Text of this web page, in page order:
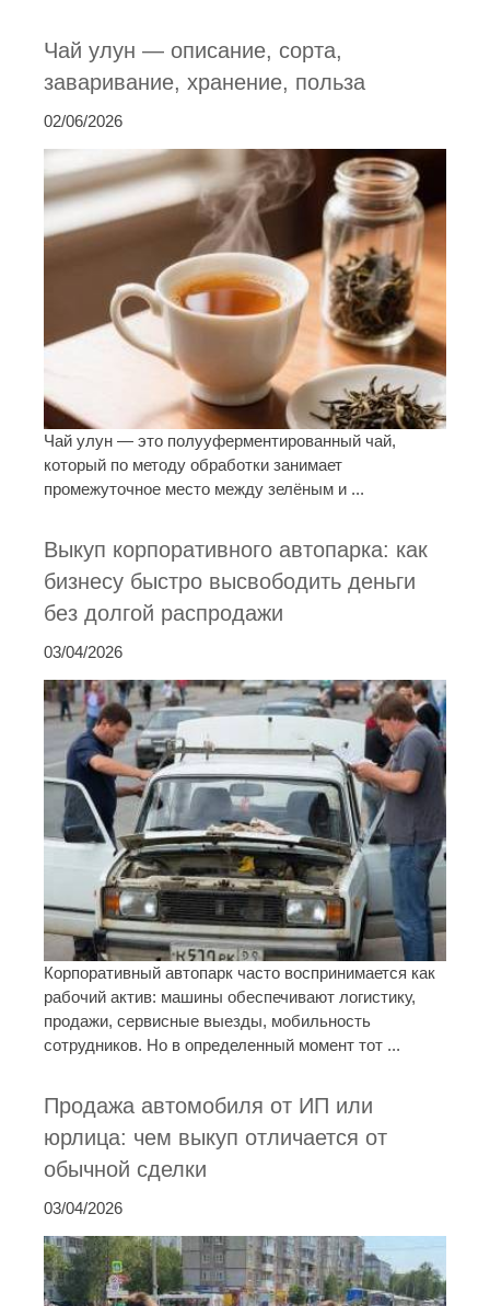
Чай улун — описание, сорта,
заваривание, хранение, польза
02/06/2026
Чай улун — это полууферментированный чай,
который по методу обработки занимает
промежуточное место между зелёным и ...
Выкуп корпоративного автопарка: как
бизнесу быстро высвободить деньги
без долгой распродажи
03/04/2026
Корпоративный автопарк часто воспринимается как
рабочий актив: машины обеспечивают логистику,
продажи, сервисные выезды, мобильность
сотрудников. Но в определенный момент тот ...
Продажа автомобиля от ИП или
юрлица: чем выкуп отличается от
обычной сделки
03/04/2026